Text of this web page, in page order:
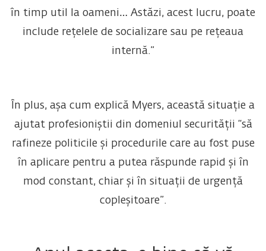
în timp util la oameni… Astăzi, acest lucru, poate
include rețelele de socializare sau pe rețeaua
internă.”
În plus, așa cum explică Myers, această situație a
ajutat profesioniștii din domeniul securității “să
rafineze politicile și procedurile care au fost puse
în aplicare pentru a putea răspunde rapid și în
mod constant, chiar și în situații de urgență
copleșitoare”.